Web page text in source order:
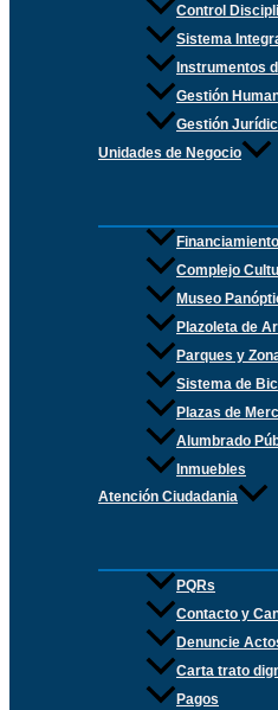
Control
Sistema
Instrumentos
Gestión
Gestión
Unidades de Negocio
Financiamiento
Complejo
Museo
Plazoleta de
Parques y
Sistema de
Plazas de
Alumbrado
Inmuebles
Atención Ciudadania
PQRs
Contacto y
Denuncie
Carta trato
Pagos